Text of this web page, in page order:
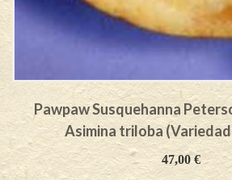
Pawpaw Susquehanna
Asimina triloba
47,00€